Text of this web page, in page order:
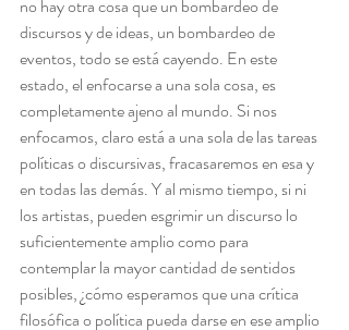
no hay otra cosa que un bombardeo de
discursos y de ideas, un bombardeo de
eventos, todo se está cayendo. En este
estado, el enfocarse a una sola cosa, es
completamente ajeno al mundo. Si nos
enfocamos, claro está a una sola de las tareas
políticas o discursivas, fracasaremos en esa y
en todas las demás. Y al mismo tiempo, si ni
los artistas, pueden esgrimir un discurso lo
suficientemente amplio como para
contemplar la mayor cantidad de sentidos
posibles, ¿cómo esperamos que una crítica
filosófica o política pueda darse en ese amplio